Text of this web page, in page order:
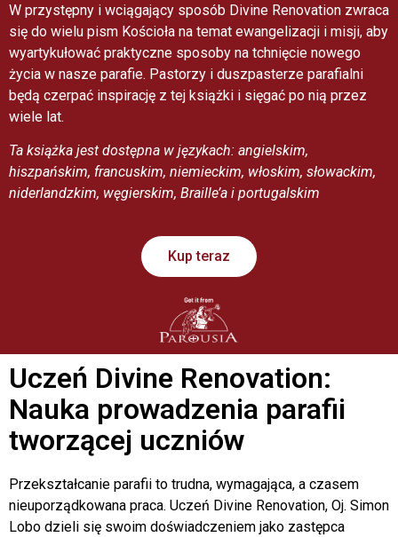
W przystępny i wciągający sposób Divine Renovation zwraca
się do wielu pism Kościoła na temat ewangelizacji i misji, aby
wyartykułować praktyczne sposoby na tchnięcie nowego
życia w nasze parafie. Pastorzy i duszpasterze parafialni
będą czerpać inspirację z tej książki i sięgać po nią przez
wiele lat.
Ta książka jest dostępna w językach: angielskim,
hiszpańskim, francuskim, niemieckim, włoskim, słowackim,
niderlandzkim, węgierskim, Braille’a i portugalskim
Kup teraz
Uczeń Divine Renovation:
Nauka prowadzenia parafii
tworzącej uczniów
Przekształcanie parafii to trudna, wymagająca, a czasem
nieuporządkowana praca. Uczeń Divine Renovation, Oj. Simon
Lobo dzieli się swoim doświadczeniem jako zastępca